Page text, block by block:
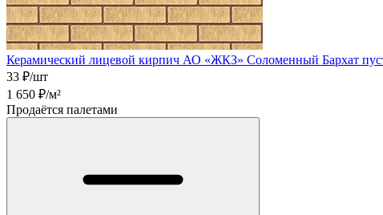
Керамический лицевой кирпич АО «ЖКЗ» Соломенный Бархат
33 ₽/шт
1 650 ₽/м²
Продаётся палетами